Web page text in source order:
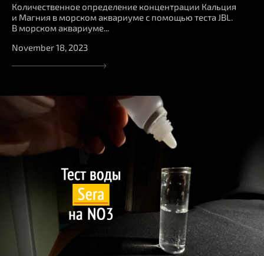
Количественное определение концентрации Кальция
и Магния в морском аквариуме с помощью теста JBL.
В морском аквариуме...
November 18, 2023